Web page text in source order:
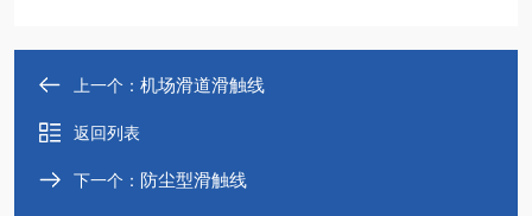
上一个： 机场滑道滑触线
返回列表
下一个： 防尘型滑触线